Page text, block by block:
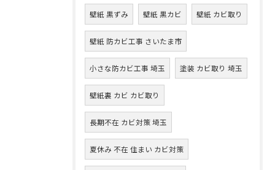
壁紙 黒ずみ 壁紙 黒カビ 壁紙 カビ取り
壁紙 防カビ工事 さいたま市
小さな防カビ工事 埼玉 塗装 カビ取り 埼玉
壁紙裏 カビ カビ取り
長期不在 カビ対策 埼玉
夏休み 不在 住まい カビ対策